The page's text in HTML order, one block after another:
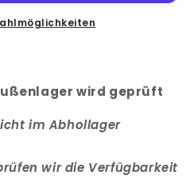
wird geprüft
im Abhollager
wir die Verfügbarkeit